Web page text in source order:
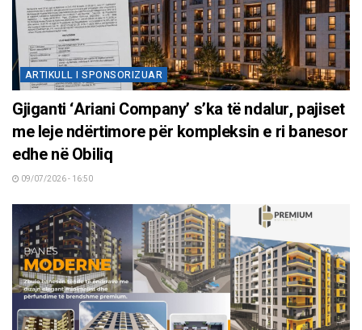
ARTIKULL I SPONSORIZUAR
Gjiganti ‘Ariani Company’ s’ka të ndalur, pajiset
me leje ndërtimore për kompleksin e ri banesor
edhe në Obiliq
09/07/2026 - 16:50